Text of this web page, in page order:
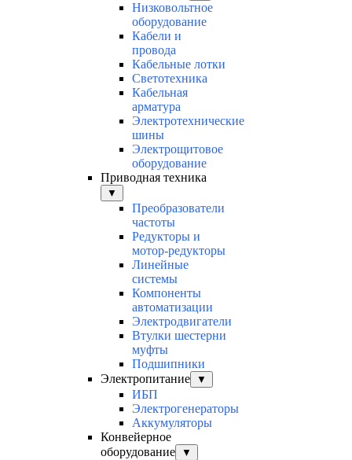
Низковольтное
оборудование
Кабели и
провода
Кабельные лотки
Светотехника
Кабельная
арматура
Электротехнические
шины
Электрощитовое
оборудование
Приводная техника
▼
Преобразователи
частоты
Редукторы и
мотор-редукторы
Линейные
системы
Компоненты
автоматизации
Электродвигатели
Втулки шестерни
муфты
Подшипники
Электропитание
▼
ИБП
Электрогенераторы
Аккумуляторы
Конвейерное
оборудование
▼